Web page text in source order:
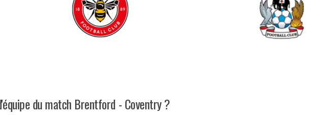
du match Brentford - Coventry ?